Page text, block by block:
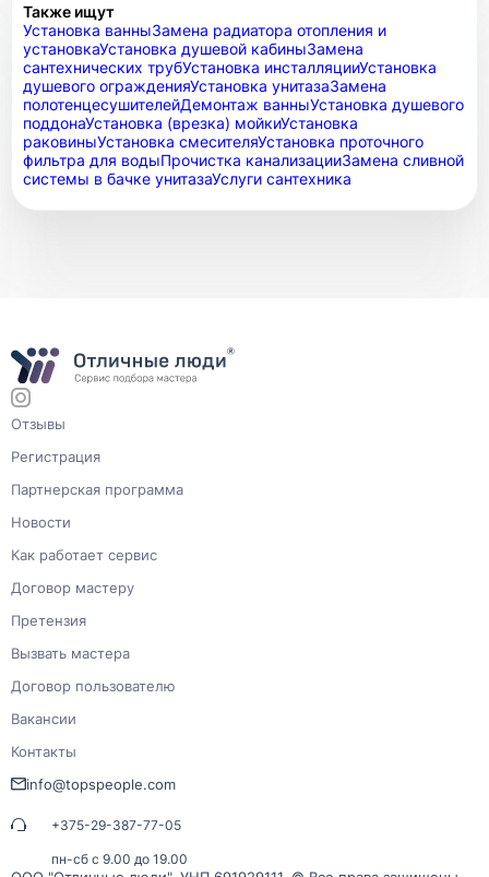
Также ищут
Установка ванныЗамена радиатора отопления и
установкаУстановка душевой кабиныЗамена
сантехнических трубУстановка инсталляцииУстановка
душевого огражденияУстановка унитазаЗамена
полотенцесушителейДемонтаж ванныУстановка душевого
поддонаУстановка (врезка) мойкиУстановка
раковиныУстановка смесителяУстановка проточного
фильтра для водыПрочистка канализацииЗамена сливной
системы в бачке унитазаУслуги сантехника
Отзывы
Регистрация
Партнерская программа
Новости
Как работает сервис
Договор мастеру
Претензия
Вызвать мастера
Договор пользователю
Вакансии
Контакты
info@topspeople.com
+375-29-387-77-05
пн-сб с 9.00 до 19.00